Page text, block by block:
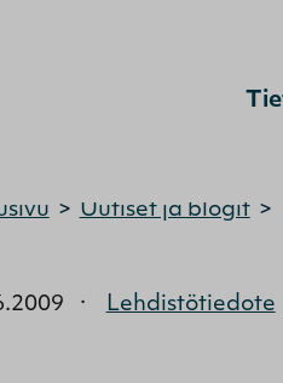
> Uutiset ja blogit >
· Lehdistötiedote